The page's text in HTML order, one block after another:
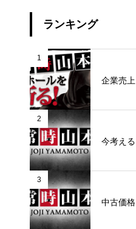
ランキング
1
企業売
2
今考え
3
中古価格